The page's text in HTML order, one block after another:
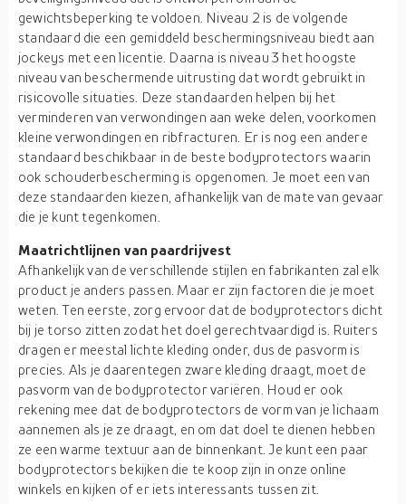
gewichtsbeperking te voldoen. Niveau 2 is de volgende
standaard die een gemiddeld beschermingsniveau biedt aan
jockeys met een licentie. Daarna is niveau 3 het hoogste
niveau van beschermende uitrusting dat wordt gebruikt in
risicovolle situaties. Deze standaarden helpen bij het
verminderen van verwondingen aan weke delen, voorkomen
kleine verwondingen en ribfracturen. Er is nog een andere
standaard beschikbaar in de beste bodyprotectors waarin
ook schouderbescherming is opgenomen. Je moet een van
deze standaarden kiezen, afhankelijk van de mate van gevaar
die je kunt tegenkomen.
Maatrichtlijnen van paardrijvest
Afhankelijk van de verschillende stijlen en fabrikanten zal elk
product je anders passen. Maar er zijn factoren die je moet
weten. Ten eerste, zorg ervoor dat de bodyprotectors dicht
bij je torso zitten zodat het doel gerechtvaardigd is. Ruiters
dragen er meestal lichte kleding onder, dus de pasvorm is
precies. Als je daarentegen zware kleding draagt, moet de
pasvorm van de bodyprotector variëren. Houd er ook
rekening mee dat de bodyprotectors de vorm van je lichaam
aannemen als je ze draagt, en om dat doel te dienen hebben
ze een warme textuur aan de binnenkant. Je kunt een paar
bodyprotectors bekijken die te koop zijn in onze online
winkels en kijken of er iets interessants tussen zit.